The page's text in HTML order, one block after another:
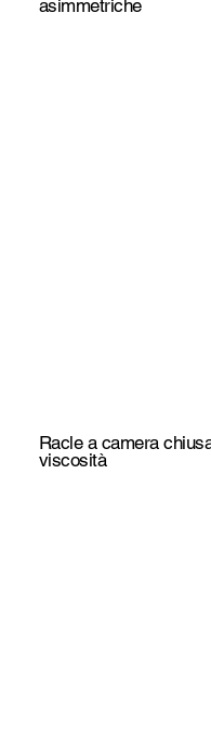
asimmetriche
Racle a camera
viscosità